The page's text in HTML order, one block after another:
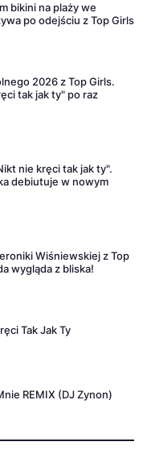
bikini na plaży we
po odejściu z Top Girls
2026 z Top Girls.
tak jak ty" po raz
nie kręci tak jak ty".
debiutuje w nowym
Wiśniewskiej z Top
wygląda z bliska!
Tak Jak Ty
REMIX (DJ Zynon)